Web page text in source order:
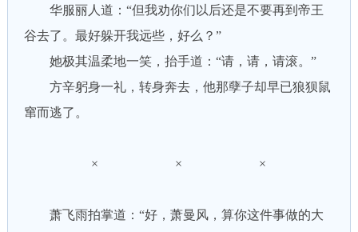
华服丽人道：“但我劝你们以后还是不要再到帝王
谷去了。最好躲开我远些，好么？”
她极其温柔地一笑，抬手道：“请，请，请滚。”
方辛躬身一礼，转身奔去，他那孽子却早已狼狈鼠
窜而逃了。
× × ×
萧飞雨拍掌道：“好，萧曼风，算你这件事做的大